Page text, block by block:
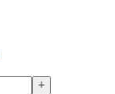
+